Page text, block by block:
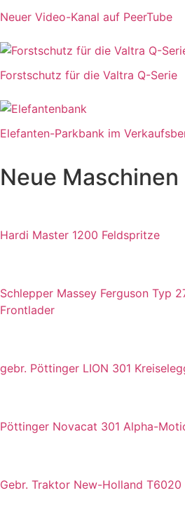
Neuer Video-Kanal auf PeerTube
Forstschutz für die Valtra Q-Serie
Elefanten-Parkbank im
Neue Maschinen
Hardi Master 1200 Feldspritze
Schlepper Massey Ferguson Typ
Frontlader
gebr. Pöttinger LION 301
Pöttinger Novacat 301 Alpha-
Gebr. Traktor New-Holland T6020